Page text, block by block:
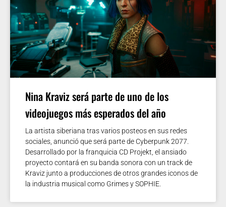
Nina Kraviz será parte de uno de los
videojuegos más esperados del año
La artista siberiana tras varios posteos en sus redes
sociales, anunció que será parte de Cyberpunk 2077.
Desarrollado por la franquicia CD Projekt, el ansiado
proyecto contará en su banda sonora con un track de
Kraviz junto a producciones de otros grandes iconos de
la industria musical como Grimes y SOPHIE.